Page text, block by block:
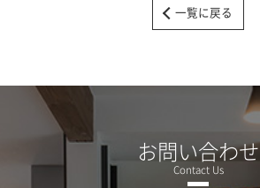
一覧に戻る
お問い合わせ